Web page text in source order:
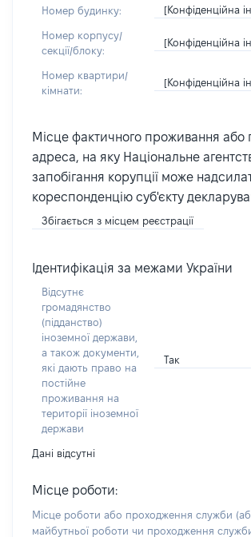
Номер будинку: [Конфіденційна
Номер корпусу/
секції/блоку:
[Конфіденційна
Номер квартири/
кімнати:
[Конфіденційна
Місце фактичного проживання або
адреса, на яку Національне
запобігання корупції може
кореспонденцію суб'єкту
Збігається з місцем реєстрації
Ідентифікація за межами України
Відсутнє
громадянство
(підданство)
іноземної держави,
а також документи,
які дають право на
постійне
проживання на
території іноземної
держави
Так
Дані відсутні
Місце роботи:
Місце роботи або проходження служби
майбутньої роботи чи проходження